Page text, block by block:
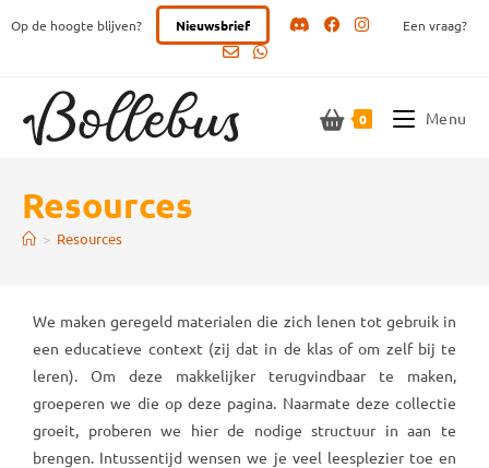
naar
Op de hoogte blijven? Nieuwsbrief Een vraag?
0 Menu
Resources
> Resources
We maken geregeld materialen die zich lenen tot gebruik in
een educatieve context (zij dat in de klas of om zelf bij te
leren). Om deze makkelijker terugvindbaar te maken,
groeperen we die op deze pagina. Naarmate deze collectie
groeit, proberen we hier de nodige structuur in aan te
brengen. Intussentijd wensen we je veel leesplezier toe en